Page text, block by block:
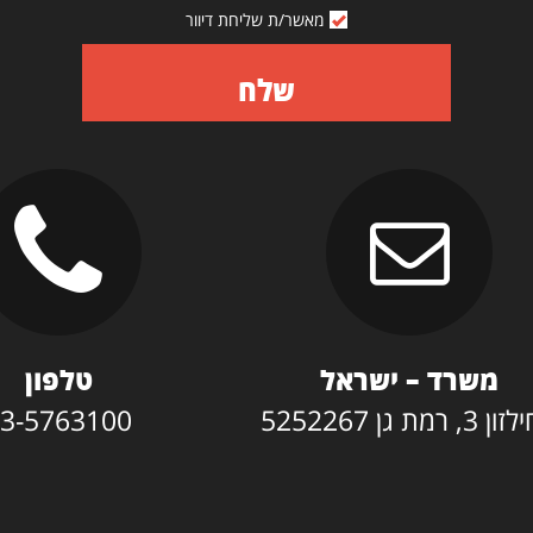
מאשר/ת שליחת דיוור
שלח
משרד – ישראל
גן 5252267
טלפון
5763100